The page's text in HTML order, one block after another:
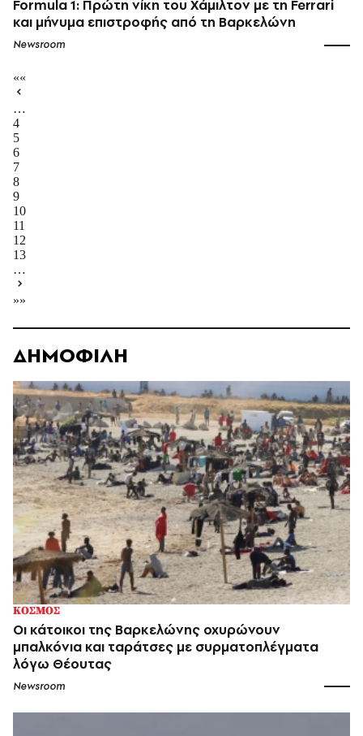
Formula 1: Πρώτη νίκη του Χάμιλτον με τη Ferrari
και μήνυμα επιστροφής από τη Βαρκελώνη
Newsroom
««
…
4
5
6
7
8
9
10
11
12
13
…
»»
ΔΗΜΟΦΙΛΗ
ΚΟΣΜΟΣ
Οι κάτοικοι της Βαρκελώνης οχυρώνουν
μπαλκόνια και ταράτσες με συρματοπλέγματα
λόγω Θέουτας
Newsroom